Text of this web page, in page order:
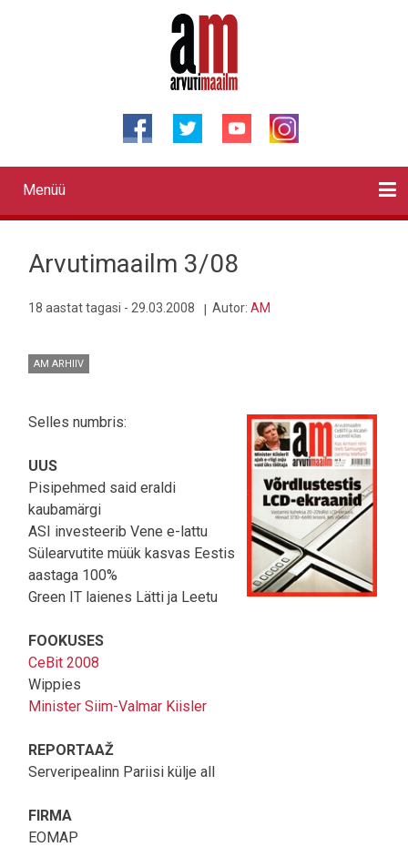
Primary
links
Menüü
Arvutimaailm 3/08
18 aastat tagasi - 29.03.2008 Autor: AM
AM ARHIIV
Selles numbris:
UUS
Pisipehmed said eraldi
kaubamärgi
ASI investeerib Vene e-lattu
Sülearvutite müük kasvas Eestis
aastaga 100%
Green IT laienes Lätti ja Leetu
FOOKUSES
CeBit 2008
Wippies
Minister Siim-Valmar Kiisler
REPORTAAŽ
Serveripealinn Pariisi külje all
FIRMA
EOMAP